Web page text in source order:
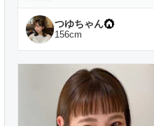
つゆちゃん
156cm